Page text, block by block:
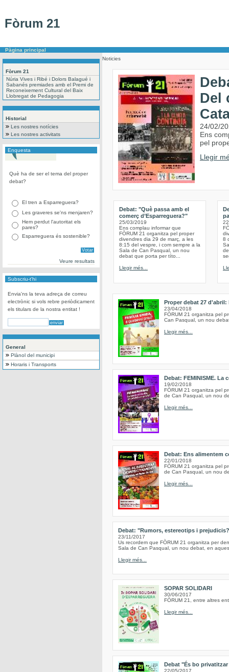
Fòrum 21
Pàgina principal
Fòrum 21
Núria Vives i Ribé i Dolors Balagué i
Sabanés premiades amb el Premi de
Reconeixement Cultural del Baix
Llobregat de Pedagogia
Historial
Les nostres notícies
Les nostres activitats
Enquesta
Què ha de ser el tema del proper
debat?
El tren a Esparreguera?
Les graveres se'ns menjaren?
Hem perdut l'autoritat els
pares?
Esparreguera és sostenible?
Veure resultats
Subscriu-t'hi
Envia'ns la teva adreça de correu
electrònic si vols rebre periòdicament
els titulars de la nostra entitat !
General
Plànol del municipi
Horaris i Transports
Noticies
Del
24/02/
Ens
pel
Llegir
Debat: "Què passa amb el
comerç d’Esparreguera?"
25/03/2019
Ens complau informar que
FÒRUM 21 organitza pel proper
divendres dia 29 de març, a les
8:15 del vespre, i com sempre a la
Sala de Can Pasqual, un nou
debat que porta per títo...
Llegir més...
8
Proper debat 27
23/04/2018
FÒRUM 21 organitza pel
Can Pasqual, un nou
Llegir més...
Debat: FEMINISME.
19/02/2018
FÒRUM 21 organitza pel
de Can Pasqual, un nou
Llegir més...
Debat: Ens alimentem
22/01/2018
FÒRUM 21 organitza pel
de Can Pasqual, un nou
Llegir més...
Debat: "Rumors, estereotips i
23/11/2017
Us recordem que FÒRUM 21 organitza per
Sala de Can Pasqual, un nou debat, en
Llegir més...
SOPAR SOLIDARI
30/06/2017
FÒRUM 21, entre altres
Llegir més...
Debat "És bo
22/05/2017